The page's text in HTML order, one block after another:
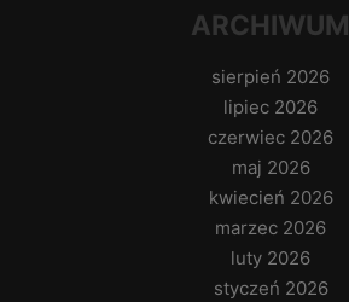
ARCHIWUM
sierpień 2026
lipiec 2026
czerwiec 2026
maj 2026
kwiecień 2026
marzec 2026
luty 2026
styczeń 2026